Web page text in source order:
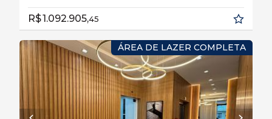
R$ 1.092.905,45
ÁREA DE LAZER COMPLETA